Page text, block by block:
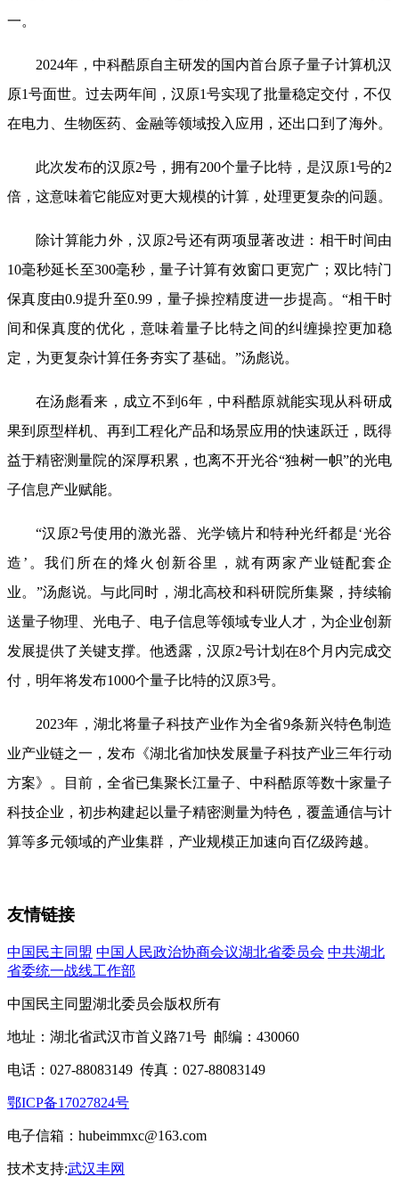
一。
2024年，中科酷原自主研发的国内首台原子量子计算机汉
原1号面世。过去两年间，汉原1号实现了批量稳定交付，不仅
在电力、生物医药、金融等领域投入应用，还出口到了海外。
此次发布的汉原2号，拥有200个量子比特，是汉原1号的2
倍，这意味着它能应对更大规模的计算，处理更复杂的问题。
除计算能力外，汉原2号还有两项显著改进：相干时间由
10毫秒延长至300毫秒，量子计算有效窗口更宽广；双比特门
保真度由0.9提升至0.99，量子操控精度进一步提高。“相干时
间和保真度的优化，意味着量子比特之间的纠缠操控更加稳
定，为更复杂计算任务夯实了基础。”汤彪说。
在汤彪看来，成立不到6年，中科酷原就能实现从科研成
果到原型样机、再到工程化产品和场景应用的快速跃迁，既得
益于精密测量院的深厚积累，也离不开光谷“独树一帜”的光电
子信息产业赋能。
“汉原2号使用的激光器、光学镜片和特种光纤都是‘光谷
造’。我们所在的烽火创新谷里，就有两家产业链配套企
业。”汤彪说。与此同时，湖北高校和科研院所集聚，持续输
送量子物理、光电子、电子信息等领域专业人才，为企业创新
发展提供了关键支撑。他透露，汉原2号计划在8个月内完成交
付，明年将发布1000个量子比特的汉原3号。
2023年，湖北将量子科技产业作为全省9条新兴特色制造
业产业链之一，发布《湖北省加快发展量子科技产业三年行动
方案》。目前，全省已集聚长江量子、中科酷原等数十家量子
科技企业，初步构建起以量子精密测量为特色，覆盖通信与计
算等多元领域的产业集群，产业规模正加速向百亿级跨越。
友情链接
中国民主同盟 中国人民政治协商会议湖北省委员会 中共湖北
省委统一战线工作部
中国民主同盟湖北委员会版权所有
地址：湖北省武汉市首义路71号 邮编：430060
电话：027-88083149 传真：027-88083149
鄂ICP备17027824号
电子信箱：hubeimmxc@163.com
技术支持:武汉丰网